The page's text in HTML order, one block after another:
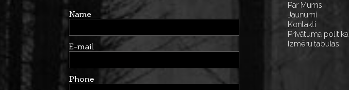
Name
E-mail
Phone
Par Mums
Jaunumi
Kontakti
Privātuma politika
Izmēru tabulas